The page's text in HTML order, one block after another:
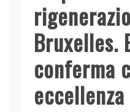
Bruxelles.
conferma
eccellenza